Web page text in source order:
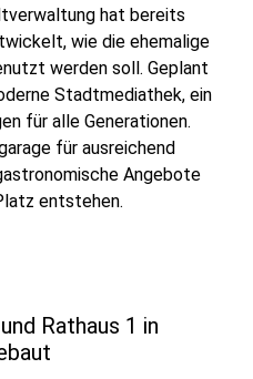
hat bereits
wie die ehemalige
werden soll. Geplant
Stadtmediathek, ein
für alle Generationen.
für ausreichend
Angebote
entstehen.
Rathaus 1 in